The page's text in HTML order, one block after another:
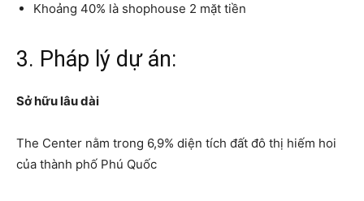
Khoảng 40% là shophouse 2 mặt tiền
3. Pháp lý dự án:
Sở hữu lâu dài
The Center nằm trong 6,9% diện tích đất đô thị hiếm hoi
của thành phố Phú Quốc